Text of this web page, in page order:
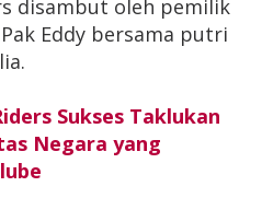
disambut oleh pemilik
Eddy bersama putri
Sukses Taklukan
Negara yang